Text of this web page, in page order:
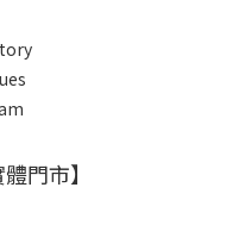
門市】